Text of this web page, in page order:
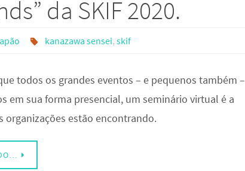
da SKIF 2020.
kanazawa sensei, skif
todos os grandes eventos – e pequenos também –
em sua forma presencial, um seminário virtual é a
organizações estão encontrando.